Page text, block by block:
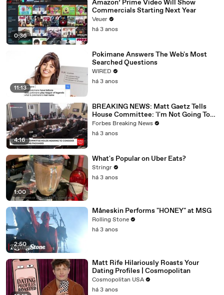
0:36
Amazon’ Prime Video Will Show
Commercials Starting Next Year
Veuer
há 3 anos
11:13
Pokimane Answers The Web's Most
Searched Questions
WIRED
há 3 anos
4:16
BREAKING NEWS: Matt Gaetz Tells
House Committee: 'I'm Not Going To
Vote For A Continuing Resolution'
Forbes Breaking News
há 3 anos
1:00
What's Popular on Uber Eats?
Stringr
há 3 anos
2:50
Måneskin Performs "HONEY" at MSG
Rolling Stone
há 3 anos
Matt Rife Hilariously Roasts Your
Dating Profiles | Cosmopolitan
Cosmopolitan USA
há 3 anos